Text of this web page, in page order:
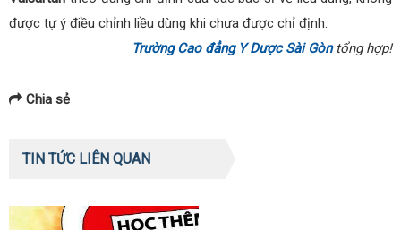
được tự ý điều chỉnh liều dùng khi chưa được chỉ định.
Trường Cao đẳng Y Dược Sài Gòntổng hợp!
Chia sẻ
TIN TỨC LIÊN QUAN